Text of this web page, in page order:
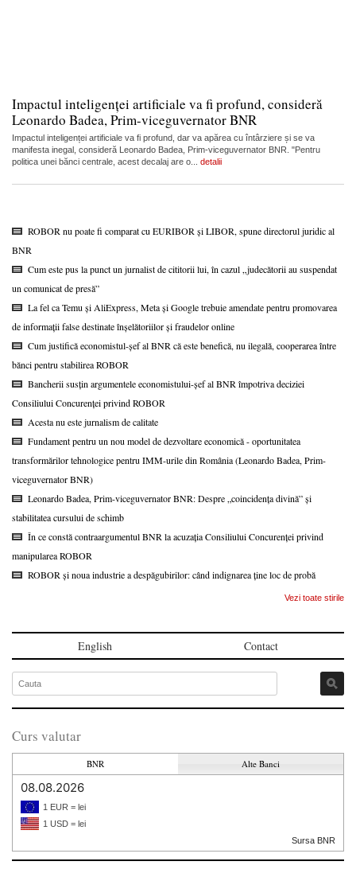
Impactul inteligenței artificiale va fi profund, consideră
Leonardo Badea, Prim-viceguvernator BNR
Impactul inteligenței artificiale va fi profund, dar va apărea cu întârziere și se va
manifesta inegal, consideră Leonardo Badea, Prim-viceguvernator BNR. "Pentru
politica unei bănci centrale, acest decalaj are o... detalii
ROBOR nu poate fi comparat cu EURIBOR și LIBOR, spune directorul juridic al
BNR
Cum este pus la punct un jurnalist de cititorii lui, în cazul „judecătorii au suspendat
un comunicat de presă”
La fel ca Temu și AliExpress, Meta și Google trebuie amendate pentru promovarea
de informații false destinate înșelătoriilor și fraudelor online
Cum justifică economistul-șef al BNR că este benefică, nu ilegală, cooperarea între
bănci pentru stabilirea ROBOR
Bancherii susțin argumentele economistului-șef al BNR împotriva deciziei
Consiliului Concurenței privind ROBOR
Acesta nu este jurnalism de calitate
Fundament pentru un nou model de dezvoltare economică - oportunitatea
transformărilor tehnologice pentru IMM-urile din România (Leonardo Badea, Prim-
viceguvernator BNR)
Leonardo Badea, Prim-viceguvernator BNR: Despre „coincidența divină” și
stabilitatea cursului de schimb
În ce constă contraargumentul BNR la acuzația Consiliului Concurenței privind
manipularea ROBOR
ROBOR și noua industrie a despăgubirilor: când indignarea ține loc de probă
Vezi toate stirile
English Contact
Curs valutar
BNR Alte Banci
08.08.2026
1 EUR = lei
1 USD = lei
Sursa BNR